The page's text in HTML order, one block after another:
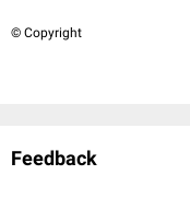
© Copyright
Feedback